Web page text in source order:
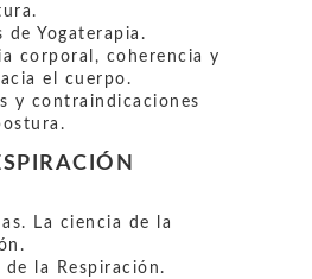
de Yogaterapia.
corporal, coherencia y
el cuerpo.
y contraindicaciones
La ciencia de la
de la Respiración.